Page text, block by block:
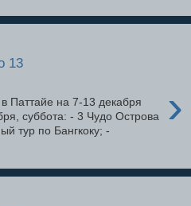
13
›
Паттайе на 7-13 декабря
суббота: - 3 Чудо Острова
тур по Бангкоку; -